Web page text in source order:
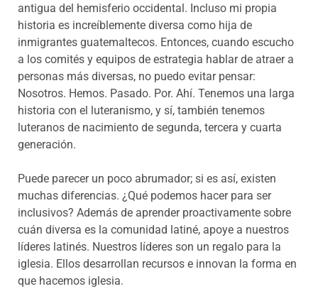
antigua del hemisferio occidental. Incluso mi propia
historia es increíblemente diversa como hija de
inmigrantes guatemaltecos. Entonces, cuando escucho
a los comités y equipos de estrategia hablar de atraer a
personas más diversas, no puedo evitar pensar:
Nosotros. Hemos. Pasado. Por. Ahí. Tenemos una larga
historia con el luteranismo, y sí, también tenemos
luteranos de nacimiento de segunda, tercera y cuarta
generación.
Puede parecer un poco abrumador; si es así, existen
muchas diferencias. ¿Qué podemos hacer para ser
inclusivos? Además de aprender proactivamente sobre
cuán diversa es la comunidad latiné, apoye a nuestros
líderes latinés. Nuestros líderes son un regalo para la
iglesia. Ellos desarrollan recursos e innovan la forma en
que hacemos iglesia.